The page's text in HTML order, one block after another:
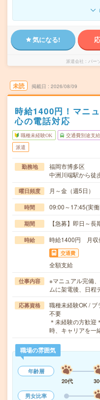
気になる!
派遣会社 パー
未読 掲載日 2026/08/09
時給1400円！マニ
心の電話対応
職種未経験OK 交通費別途支
派遣
勤務地
福岡市博多区
中洲川端駅から徒
曜日頻度 月～金（週5日）
時間 09:00～17:45(実
期間 【急募】即日～
時給 時給1400円 月収
交通費
全額支給
仕事内容
※マニュアル完備
ムに架電後、日
応募資格
職種未経験OK / ブ
不要
＊未経験の方歓迎
時、キャリアを一
職場の雰囲気
年齢層
20代
男女比率